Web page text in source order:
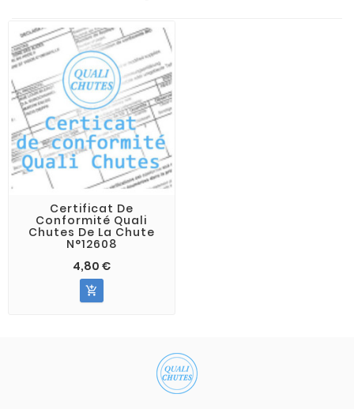
Certificat De
Conformité Quali
Chutes De La Chute
N°12608
4,80 €
